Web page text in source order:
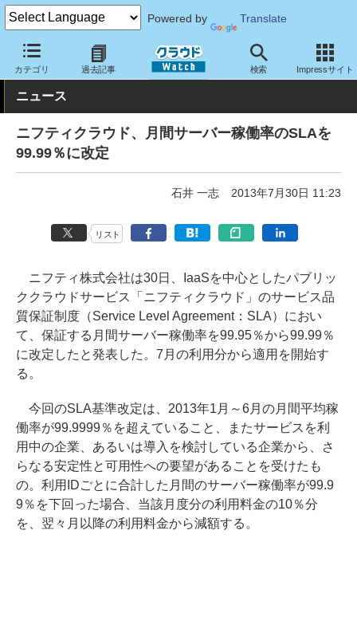
Powered by Translate
カテゴリ 過去記事 検索 Impressサイト
クラウド Watch ハード・インフラ パブリッククラウド その他
ニュース
ニフティクラウド、月間サーバー稼働率のSLAを
99.99％に改定
石井 一志 2013年7月30日 11:23
リスト
ニフティ株式会社は30日、IaaSを中心としたパブリッ
ククラウドサービス「ニフティクラウド」のサービス品
質保証制度（Service Level Agreement：SLA）におい
て、保証する月間サーバー稼働率を99.95％から99.99％
に改定したと発表した。7月の利用分から適用を開始す
る。
今回のSLA基準改定は、2013年1月～6月の月間平均稼
働率が99.9999％を超えていること、またサービスを利
用中の企業、あるいは導入を検討している企業から、さ
らなる安定性と可用性への要望があることを受けたも
の。利用IDごとに合計した月間のサーバー稼働率が99.9
9％を下回った場合、当該月度分の利用料金の10％分
を、翌々月以降の利用料金から減額する。